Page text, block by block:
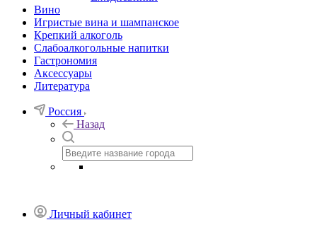
Вино
Игристые вина и шампанское
Крепкий алкоголь
Слабоалкогольные напитки
Гастрономия
Аксессуары
Литература
Россия
Назад
Личный кабинет